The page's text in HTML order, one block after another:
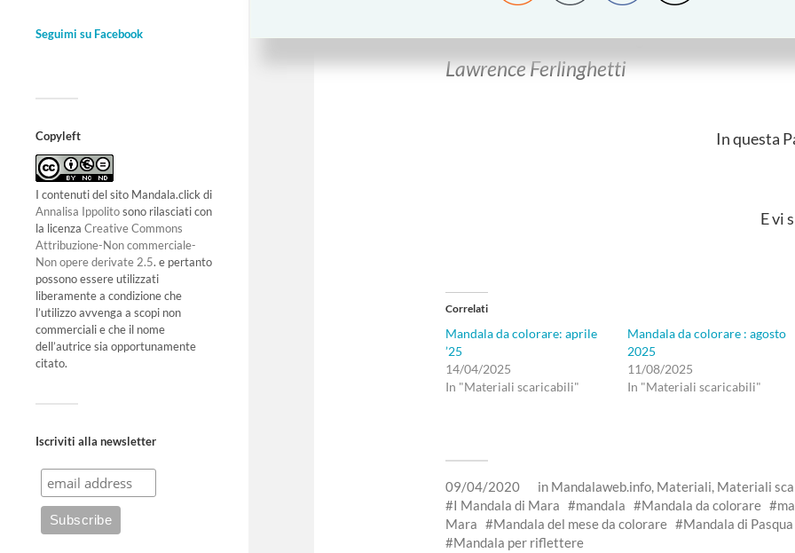
Seguimi su Facebook
Copyleft
I contenuti del sito Mandala.click di
Annalisa Ippolitosono rilasciati con
la licenza Creative Commons
Attribuzione-Non commerciale-
Non opere derivate 2.5. e pertanto
possono essere utilizzati
liberamente a condizione che
l’utilizzo avvenga a scopi non
commerciali e che il nome
dell’autrice sia opportunamente
citato.
Iscriviti alla newsletter
perennemente e per sempre
una rinascita di meraviglia
Lawrence Ferlinghetti
In questa
E vi
Correlati
Mandala da colorare: aprile
’25
14/04/2025
In "Materiali scaricabili"
Mandala da colorare : agosto
2025
11/08/2025
In "Materiali scaricabili"
09/04/2020 in Mandalaweb.info, Materiali, Materiali
I Mandala di Mara
mandala Mandala da colorare
Mara
Mandala del mese da colorare
Mandala di Pasqua
Mandala per riflettere